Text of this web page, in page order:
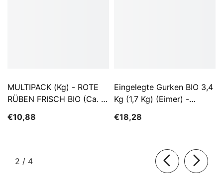
MULTIPACK (kg) - ROTE
RÜBEN FRISCH BIO (ca. 5
€10,88
Eingelegte Gurken BIO 3,4
Kg (1,7 Kg) (Eimer) -
€18,28
2 / von
4